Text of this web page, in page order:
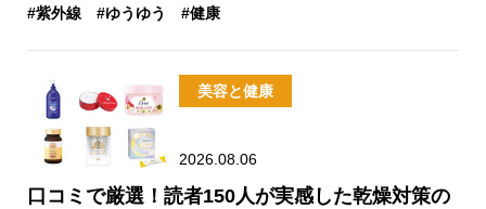
#紫外線 #ゆうゆう #健康
美容と健康
2026.08.06
口コミで厳選！読者150人が実感した乾燥対策の